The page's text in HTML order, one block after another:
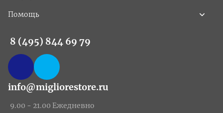
Помощь
8 (495) 844 69 79
info@migliorestore.ru
9.00 - 21.00 Ежедневно